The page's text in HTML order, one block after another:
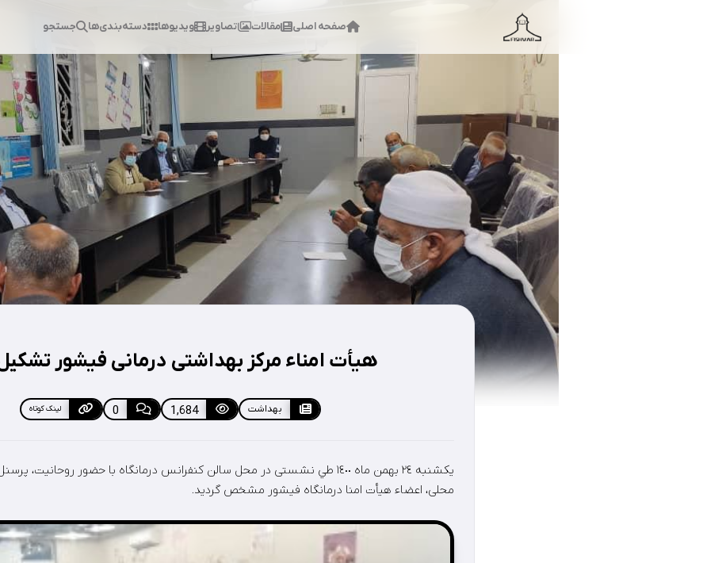
صفحه اصلی مقالات تصاویر ویدیوها دسته‌بندی‌ها جستجو
هیأت امناء مرکز بهداشتی درمانی فیشور
بهداشت 1,684
0 لینک کوتاه
يكشنبه ٢٤ بهمن ماه ١٤٠٠ طي نشستی در محل سالن كنفرانس درمانگاه با حضور
محلی، اعضاء هيأت امنا درمانگاه فيشور مشخص گرديد.